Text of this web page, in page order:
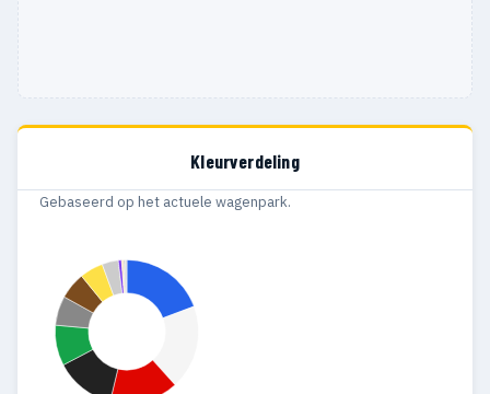
1974 1 1
1972 16 15
12
1969 10
1968
Kleurverdeling
Gebaseerd op het actuele wagenpark.